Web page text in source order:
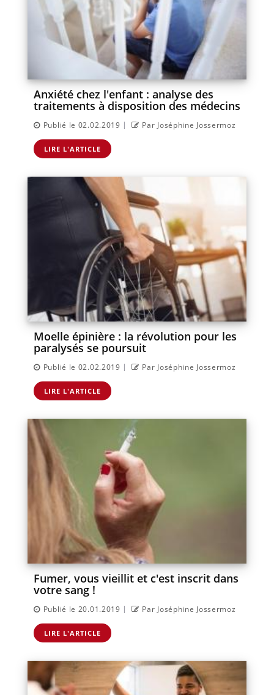
Anxiété chez l'enfant : analyse des
traitements à disposition des médecins
Publié le 02.02.2019 | Par Joséphine Jossermoz
LIRE L'ARTICLE
Moelle épinière : la révolution pour les
paralysés se poursuit
Publié le 02.02.2019 | Par Joséphine Jossermoz
LIRE L'ARTICLE
Fumer, vous vieillit et c'est inscrit dans
votre sang !
Publié le 20.01.2019 | Par Joséphine Jossermoz
LIRE L'ARTICLE